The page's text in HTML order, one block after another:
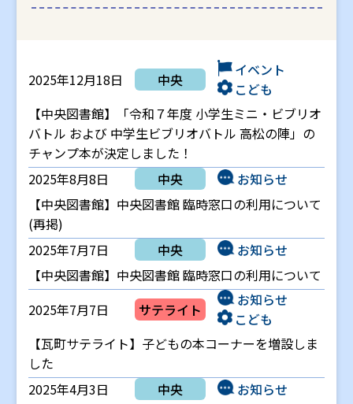
2025年12月18日 中央
イベント
こども
【中央図書館】「令和７年度 小学生ミニ・ビブリオ
バトル および 中学生ビブリオバトル 高松の陣」の
チャンプ本が決定しました！
2025年8月8日
中央
お知らせ
【中央図書館】中央図書館 臨時窓口の利用について
(再掲)
2025年7月7日
中央
お知らせ
【中央図書館】中央図書館 臨時窓口の利用について
2025年7月7日
サテライト
お知らせ
こども
【瓦町サテライト】子どもの本コーナーを増設しま
した
2025年4月3日
中央
お知らせ